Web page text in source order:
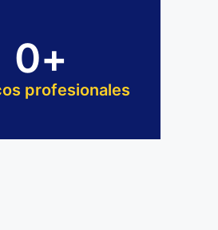
profesionales
0+